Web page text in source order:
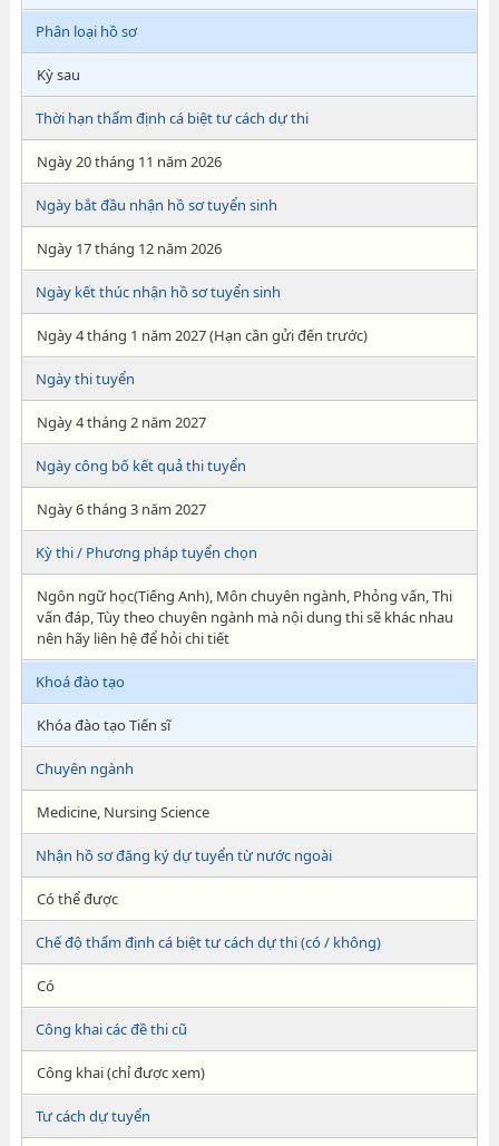
Phân loại hồ sơ
Kỳ sau
Thời hạn thẩm định cá biệt tư cách dự thi
Ngày 20 tháng 11 năm 2026
Ngày bắt đầu nhận hồ sơ tuyển sinh
Ngày 17 tháng 12 năm 2026
Ngày kết thúc nhận hồ sơ tuyển sinh
Ngày 4 tháng 1 năm 2027 (Hạn cần gửi đến trước)
Ngày thi tuyển
Ngày 4 tháng 2 năm 2027
Ngày công bố kết quả thi tuyển
Ngày 6 tháng 3 năm 2027
Kỳ thi / Phương pháp tuyển chọn
Ngôn ngữ học(Tiếng Anh), Môn chuyên ngành, Phỏng vấn, Thi
vấn đáp, Tùy theo chuyên ngành mà nội dung thi sẽ khác nhau
nên hãy liên hệ để hỏi chi tiết
Khoá đào tạo
Khóa đào tạo Tiến sĩ
Chuyên ngành
Medicine, Nursing Science
Nhận hồ sơ đăng ký dự tuyển từ nước ngoài
Có thể được
Chế độ thẩm định cá biệt tư cách dự thi (có / không)
Có
Công khai các đề thi cũ
Công khai (chỉ được xem)
Tư cách dự tuyển